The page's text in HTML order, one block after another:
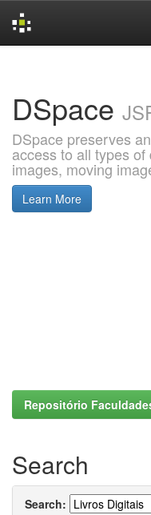
DSpace
DSpace preserves
access to all types
images, moving
Learn More
Repositório
Search
Search: